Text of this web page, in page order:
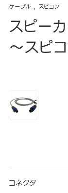
ケーブル スピコン
スピー
～スピ
コネクタ